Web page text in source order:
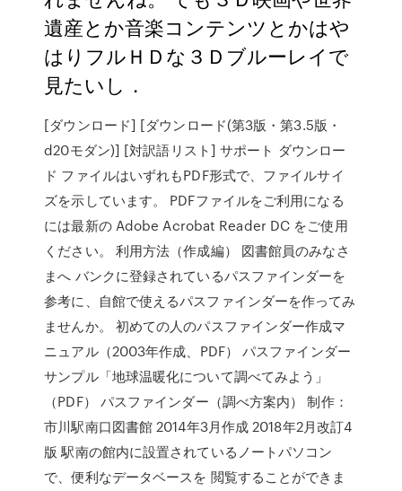
遺産とか音楽コンテンツとかはや
はりフルＨＤな３Ｄブルーレイで
見たいし．
[ダウンロード] [ダウンロード(第3版・第3.5版・
d20モダン)] [対訳語リスト] サポート ダウンロー
ド ファイルはいずれもPDF形式で、ファイルサイ
ズを示しています。 PDFファイルをご利用になる
には最新の Adobe Acrobat Reader DC をご使用
ください。 利用方法（作成編） 図書館員のみなさ
まへ バンクに登録されているパスファインダーを
参考に、自館で使えるパスファインダーを作ってみ
ませんか。 初めての人のパスファインダー作成マ
ニュアル（2003年作成、PDF） パスファインダー
サンプル「地球温暖化について調べてみよう」
（PDF） パスファインダー（調べ方案内） 制作：
市川駅南口図書館 2014年3月作成 2018年2月改訂4
版 駅南の館内に設置されているノートパソコン
で、便利なデータベースを 閲覧することができま